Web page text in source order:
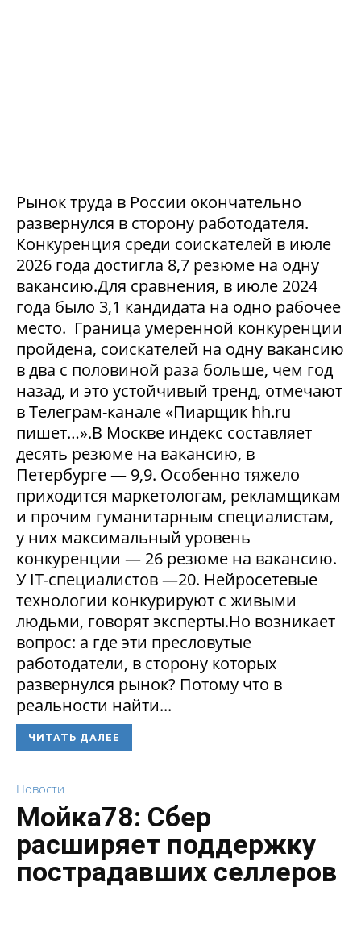
Рынок труда в России окончательно
развернулся в сторону работодателя.
Конкуренция среди соискателей в июле
2026 года достигла 8,7 резюме на одну
вакансию.Для сравнения, в июле 2024
года было 3,1 кандидата на одно рабочее
место. Граница умеренной конкуренции
пройдена, соискателей на одну вакансию
в два с половиной раза больше, чем год
назад, и это устойчивый тренд, отмечают
в Телеграм-канале «Пиарщик hh.ru
пишет…».В Москве индекс составляет
десять резюме на вакансию, в
Петербурге — 9,9. Особенно тяжело
приходится маркетологам, рекламщикам
и прочим гуманитарным специалистам,
у них максимальный уровень
конкуренции — 26 резюме на вакансию.
У IT-специалистов —20. Нейросетевые
технологии конкурируют с живыми
людьми, говорят эксперты.Но возникает
вопрос: а где эти пресловутые
работодатели, в сторону которых
развернулся рынок? Потому что в
реальности найти...
ЧИТАТЬ ДАЛЕЕ
Новости
Мойка78: Сбер
расширяет поддержку
пострадавших селлеров